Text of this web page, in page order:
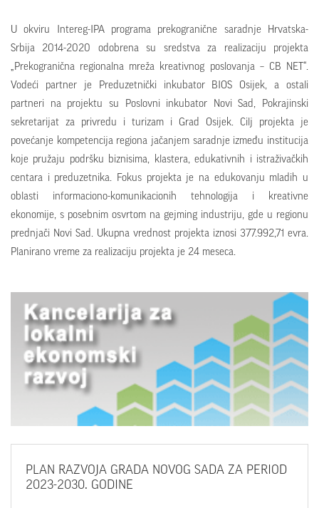
U okviru Intereg-IPA programa prekogranične saradnje Hrvatska-
Srbija 2014-2020 odobrena su sredstva za realizaciju projekta
„Prekogranična regionalna mreža kreativnog poslovanja – CB NET“.
Vodeći partner je Preduzetnički inkubator BIOS Osijek, a ostali
partneri na projektu su Poslovni inkubator Novi Sad, Pokrajinski
sekretarijat za privredu i turizam i Grad Osijek. Cilј projekta je
povećanje kompetencija regiona jačanjem saradnje između institucija
koje pružaju podršku biznisima, klastera, edukativnih i istraživačkih
centara i preduzetnika. Fokus projekta je na edukovanju mladih u
oblasti informaciono-komunikacionih tehnologija i kreativne
ekonomije, s posebnim osvrtom na gejming industriju, gde u regionu
prednjači Novi Sad. Ukupna vrednost projekta iznosi 377.992,71 evra.
Planirano vreme za realizaciju projekta je 24 meseca.
PLAN RAZVOJA GRADA NOVOG SADA ZA PERIOD
2023-2030. GODINE